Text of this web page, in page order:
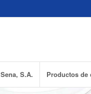
Sena, S.A. Productos de